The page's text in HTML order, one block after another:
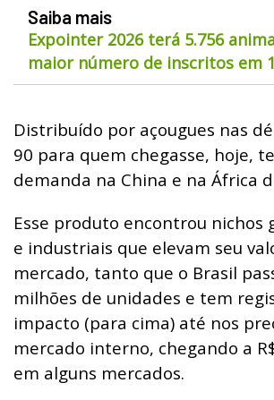
Saiba mais
Expointer 2026 terá 5.756
maior número de inscritos em
Distribuído por açougues nas
90 para quem chegasse, hoje,
demanda na China e na África
Esse produto encontrou nichos
e industriais que elevam seu
mercado, tanto que o Brasil
milhões de unidades e tem
impacto (para cima) até nos
mercado interno, chegando a
em alguns mercados.